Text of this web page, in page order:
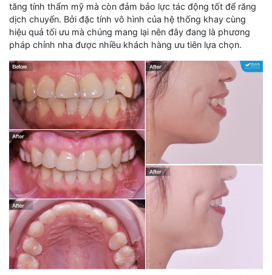
tăng tính thẩm mỹ mà còn đảm bảo lực tác động tốt để răng
dịch chuyển. Bởi đặc tính vô hình của hệ thống khay cùng
hiệu quả tối ưu mà chúng mang lại nên đây đang là phương
pháp chỉnh nha được nhiều khách hàng ưu tiên lựa chọn.